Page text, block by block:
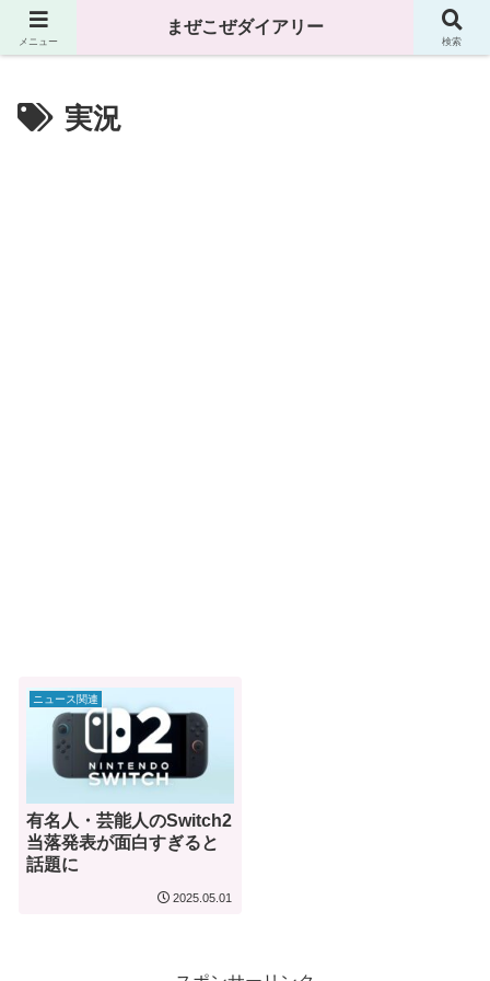
まぜこぜダイアリー
実況
ニュース関連
有名人・芸能人のSwitch2
当落発表が面白すぎると
話題に
2025.05.01
メニュー
まぜこぜダイアリー
検索